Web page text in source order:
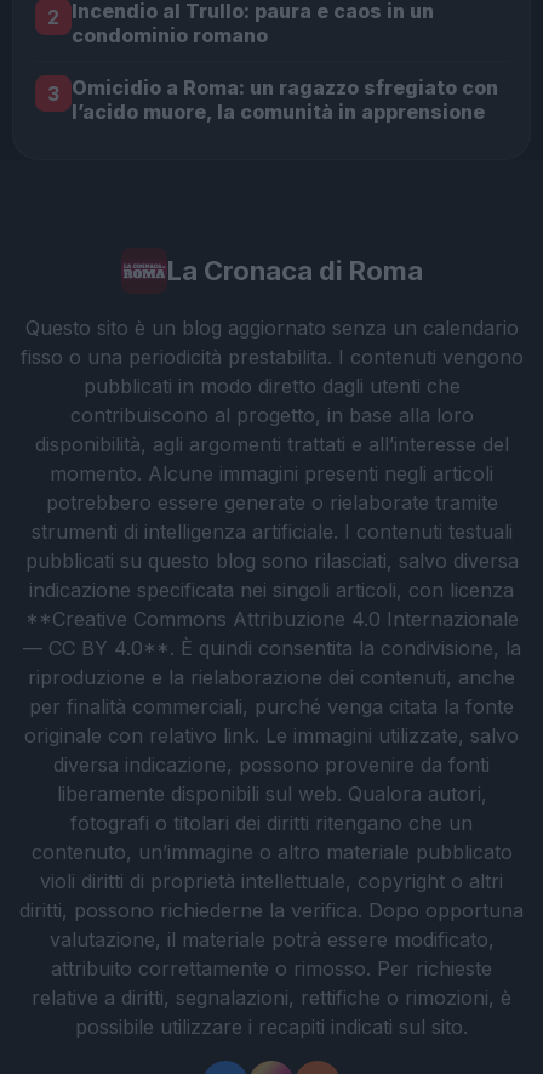
2 Incendio al Trullo: paura e caos in un
condominio romano
3 Omicidio a Roma: un ragazzo sfregiato con
l’acido muore, la comunità in apprensione
La Cronaca di Roma
Questo sito è un blog aggiornato senza un calendario
fisso o una periodicità prestabilita. I contenuti vengono
pubblicati in modo diretto dagli utenti che
contribuiscono al progetto, in base alla loro
disponibilità, agli argomenti trattati e all’interesse del
momento. Alcune immagini presenti negli articoli
potrebbero essere generate o rielaborate tramite
strumenti di intelligenza artificiale. I contenuti testuali
pubblicati su questo blog sono rilasciati, salvo diversa
indicazione specificata nei singoli articoli, con licenza
**Creative Commons Attribuzione 4.0 Internazionale
— CC BY 4.0**. È quindi consentita la condivisione, la
riproduzione e la rielaborazione dei contenuti, anche
per finalità commerciali, purché venga citata la fonte
originale con relativo link. Le immagini utilizzate, salvo
diversa indicazione, possono provenire da fonti
liberamente disponibili sul web. Qualora autori,
fotografi o titolari dei diritti ritengano che un
contenuto, un’immagine o altro materiale pubblicato
violi diritti di proprietà intellettuale, copyright o altri
diritti, possono richiederne la verifica. Dopo opportuna
valutazione, il materiale potrà essere modificato,
attribuito correttamente o rimosso. Per richieste
relative a diritti, segnalazioni, rettifiche o rimozioni, è
possibile utilizzare i recapiti indicati sul sito.